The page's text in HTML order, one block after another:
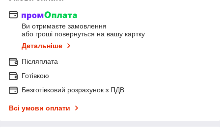
Ви отримаєте замовлення
або гроші повернуться на вашу картку
Детальніше
Післяплата
Готівкою
Безготівковий розрахунок з ПДВ
Всі умови оплати